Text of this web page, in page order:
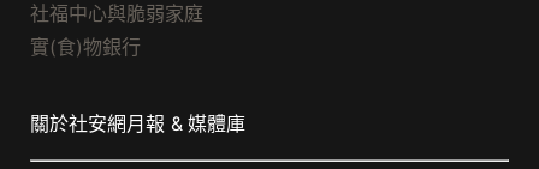
社福中心與脆弱家庭
實(食)物銀行
關於社安網月報 & 媒體庫